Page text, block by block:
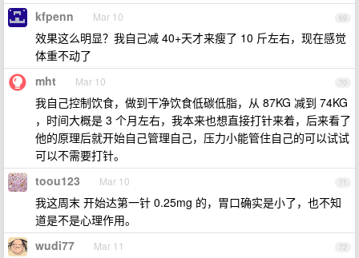
69
kfpenn Mar 10
效果这么明显？我自己减 40+天才来瘦了 10 斤左右，现在感觉
体重不动了
70
mht Mar 10
我自己控制饮食，做到干净饮食低碳低脂，从 87KG 减到 74KG
，时间大概是 3 个月左右，我本来也想直接打针来着，后来看了
他的原理后就开始自己管理自己，压力小能管住自己的可以试试
可以不需要打针。
71
toou123 Mar 10
我这周末 开始达第一针 0.25mg 的，胃口确实是小了，也不知
道是不是心理作用。
72
wudi77 Mar 11